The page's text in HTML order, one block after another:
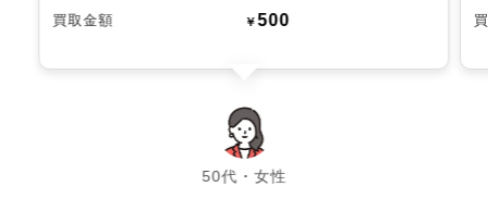
買取金額 ￥500
50代・女性
chevron_left chevron_right